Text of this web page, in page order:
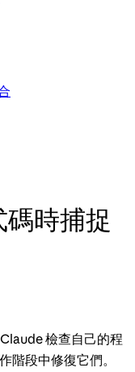
時捕捉
檢查自己的程
階段中修復它們。